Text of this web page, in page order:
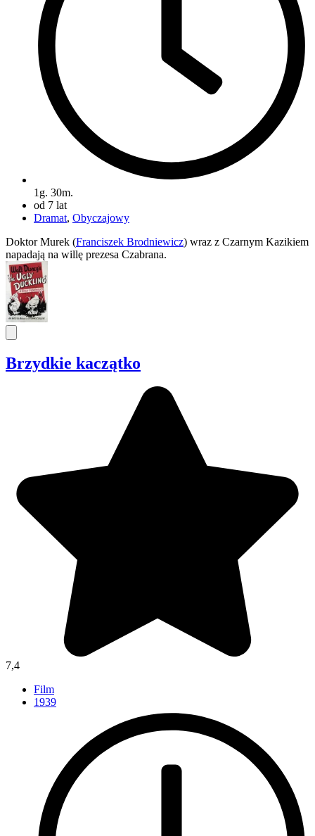
1g. 30m.
od 7 lat
Dramat, Obyczajowy
Doktor Murek (Franciszek Brodniewicz) wraz z Czarnym Kazikiem
napadają na willę prezesa Czabrana.
Brzydkie kaczątko
7,4
Film
1939